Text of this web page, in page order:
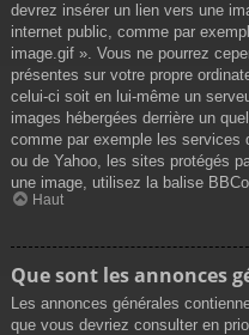
devrez insérer un lien vers une
internet public, comme par
image.gif ». Vous ne pourrez
présentes sur votre propre
celui-ci soit en lui-même un
images hébergées derrière un
comme par exemple les services
ou de Yahoo, les sites protégés
une image, utilisez la balise
Haut
Que sont les annonces
Les annonces générales
que vous devriez consulter en